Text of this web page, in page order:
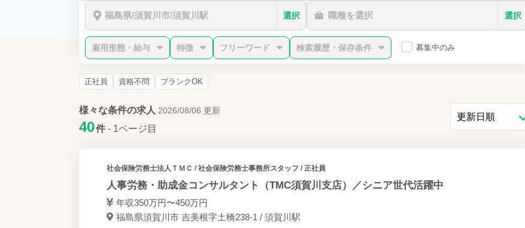
福島県/須賀川市/須賀川駅 選択 職種を選択 選択
雇用形態・給与 特徴 フリーワード 検索履歴・保存条件 募集中のみ
正社員 資格不問 ブランクOK
様々な条件の求人 2026/08/06 更新
40件 - 1ページ目
社会保険労務士法人ＴＭＣ / 社会保険労務士事務所スタッフ / 正社員
人事労務・助成金コンサルタント（TMC須賀川支店）／シニア世代活躍中
年収350万円〜450万円
福島県須賀川市 吉美根字土橋238-1 / 須賀川駅